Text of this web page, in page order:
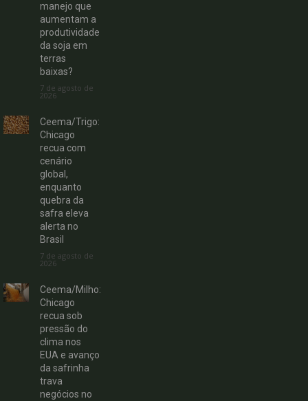
manejo que
aumentam a
produtividade
da soja em
terras
baixas?
7 de agosto de
2026
Ceema/Trigo:
Chicago
recua com
cenário
global,
enquanto
quebra da
safra eleva
alerta no
Brasil
7 de agosto de
2026
Ceema/Milho:
Chicago
recua sob
pressão do
clima nos
EUA e avanço
da safrinha
trava
negócios no